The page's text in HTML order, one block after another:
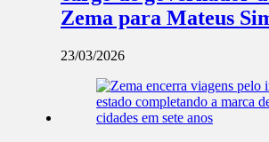
Zema para Mateus
23/03/2026